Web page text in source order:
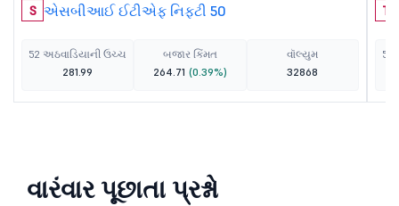
S એસબીઆઈ ઈટીએફ નિફ્ટી 50
52 અઠવાડિયાની ઉચ્ચ
281.99
બજાર કિંમત
264.71 (0.39%)
વૉલ્યુમ
32868
T
52
વારંવાર પૂછાતા પ્રશ્નો